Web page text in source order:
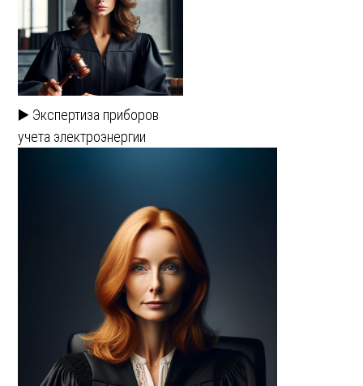
▶️ Экспертиза приборов
учета электроэнергии